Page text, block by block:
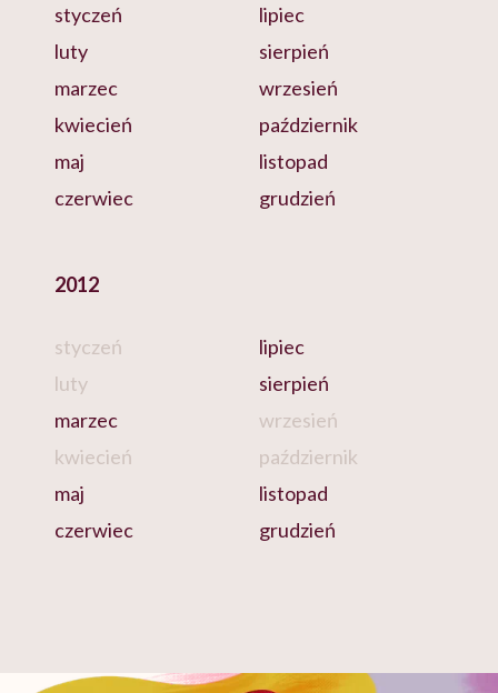
styczeń
luty
marzec
kwiecień
maj
czerwiec
lipiec
sierpień
wrzesień
październik
listopad
grudzień
2012
styczeń
luty
marzec
kwiecień
maj
czerwiec
lipiec
sierpień
wrzesień
październik
listopad
grudzień